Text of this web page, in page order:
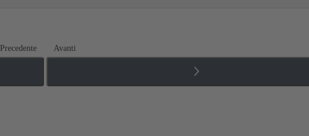
Precedente Avanti